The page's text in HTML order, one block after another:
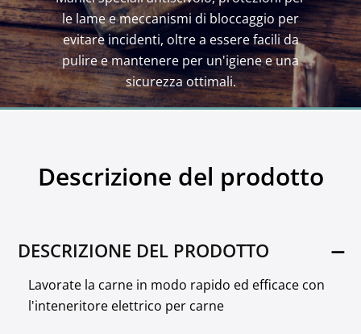
le lame e meccanismi di bloccaggio per
evitare incidenti, oltre a essere facili da
pulire e mantenere per un'igiene e una
sicurezza ottimali.
Descrizione del prodotto
DESCRIZIONE DEL PRODOTTO
Lavorate la carne in modo rapido ed efficace con
l'inteneritore elettrico per carne